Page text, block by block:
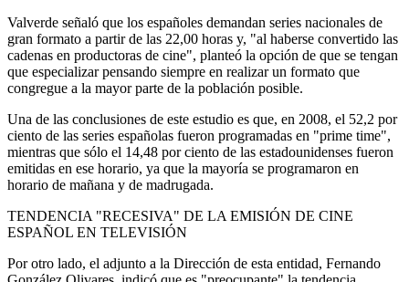
Valverde señaló que los españoles demandan series nacionales de
gran formato a partir de las 22,00 horas y, "al haberse convertido las
cadenas en productoras de cine", planteó la opción de que se tengan
que especializar pensando siempre en realizar un formato que
congregue a la mayor parte de la población posible.
Una de las conclusiones de este estudio es que, en 2008, el 52,2 por
ciento de las series españolas fueron programadas en "prime time",
mientras que sólo el 14,48 por ciento de las estadounidenses fueron
emitidas en ese horario, ya que la mayoría se programaron en
horario de mañana y de madrugada.
TENDENCIA "RECESIVA" DE LA EMISIÓN DE CINE
ESPAÑOL EN TELEVISIÓN
Por otro lado, el adjunto a la Dirección de esta entidad, Fernando